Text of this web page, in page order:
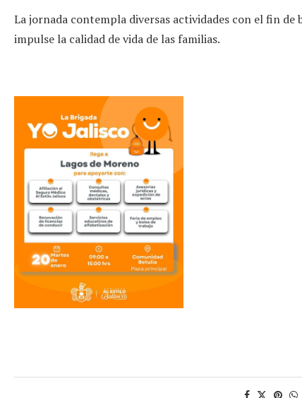
La jornada contempla diversas actividades con el fin
impulse la calidad de vida de las familias.